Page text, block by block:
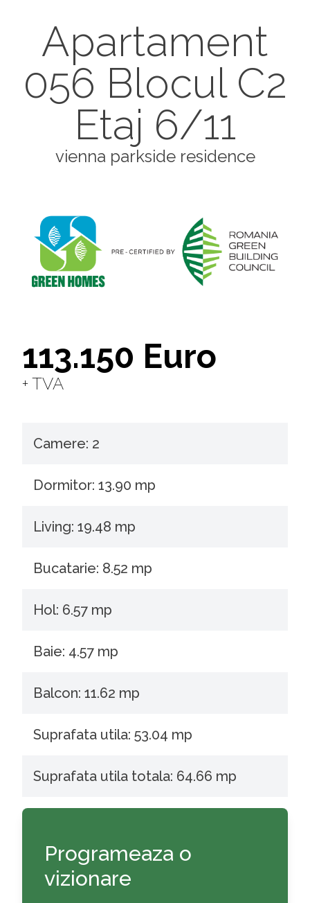
Apartament
056 Blocul C2
Etaj 6/11
vienna parkside residence
113.150 Euro
+ TVA
Camere: 2
Dormitor: 13.90 mp
Living: 19.48 mp
Bucatarie: 8.52 mp
Hol: 6.57 mp
Baie: 4.57 mp
Balcon: 11.62 mp
Suprafata utila: 53.04 mp
Suprafata utila totala: 64.66 mp
Programeaza o
vizionare